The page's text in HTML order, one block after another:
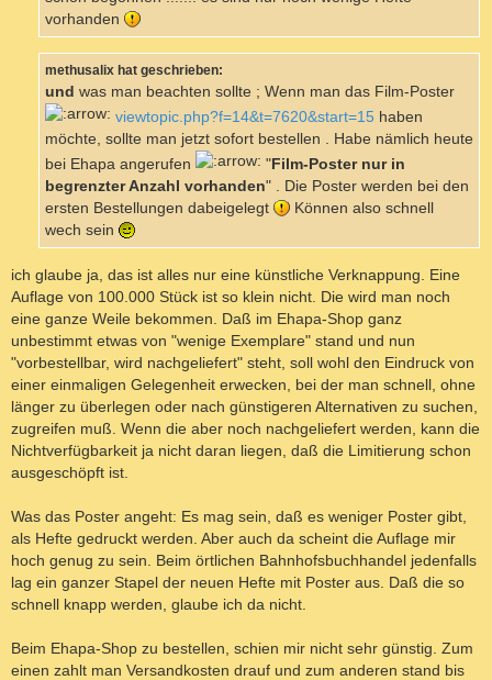
vorhanden
methusalix hat geschrieben:
und was man beachten sollte ; Wenn man das Film-Poster
viewtopic.php?f=14&t=7620&start=15 haben
möchte, sollte man jetzt sofort bestellen . Habe nämlich heute
bei Ehapa angerufen
" Film-Poster nur in
begrenzter Anzahl vorhanden" . Die Poster werden bei den
ersten Bestellungen dabeigelegt
Können also schnell
wech sein
ich glaube ja, das ist alles nur eine künstliche Verknappung. Eine
Auflage von 100.000 Stück ist so klein nicht. Die wird man noch
eine ganze Weile bekommen. Daß im Ehapa-Shop ganz
unbestimmt etwas von "wenige Exemplare" stand und nun
"vorbestellbar, wird nachgeliefert" steht, soll wohl den Eindruck von
einer einmaligen Gelegenheit erwecken, bei der man schnell, ohne
länger zu überlegen oder nach günstigeren Alternativen zu suchen,
zugreifen muß. Wenn die aber noch nachgeliefert werden, kann die
Nichtverfügbarkeit ja nicht daran liegen, daß die Limitierung schon
ausgeschöpft ist.
Was das Poster angeht: Es mag sein, daß es weniger Poster gibt,
als Hefte gedruckt werden. Aber auch da scheint die Auflage mir
hoch genug zu sein. Beim örtlichen Bahnhofsbuchhandel jedenfalls
lag ein ganzer Stapel der neuen Hefte mit Poster aus. Daß die so
schnell knapp werden, glaube ich da nicht.
Beim Ehapa-Shop zu bestellen, schien mir nicht sehr günstig. Zum
einen zahlt man Versandkosten drauf und zum anderen stand bis